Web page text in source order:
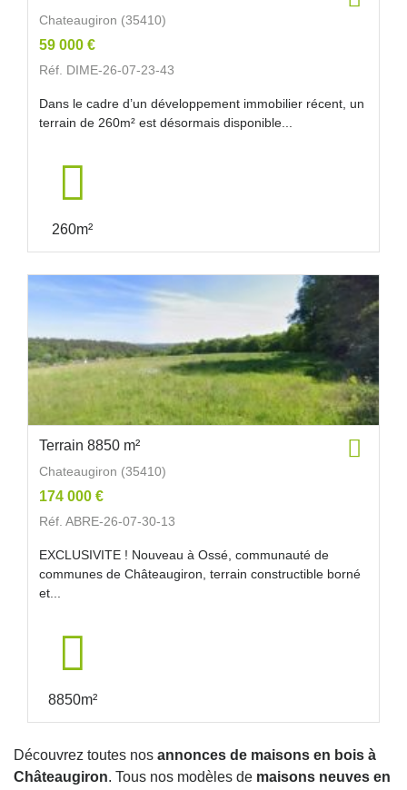
Chateaugiron (35410)
59 000 €
Réf. DIME-26-07-23-43
Dans le cadre d’un développement immobilier récent, un
terrain de 260m² est désormais disponible...
260m²
Terrain 8850 m²
Chateaugiron (35410)
174 000 €
Réf. ABRE-26-07-30-13
EXCLUSIVITE ! Nouveau à Ossé, communauté de
communes de Châteaugiron, terrain constructible borné
et...
8850m²
Découvrez toutes nos annonces de maisons en bois à
Châteaugiron. Tous nos modèles de maisons neuves en